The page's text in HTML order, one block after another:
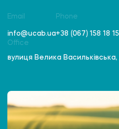
Email
info@ucab.ua
Phone
+38 (067) 158 18 15
Office
вулиця Велика Васильківська,